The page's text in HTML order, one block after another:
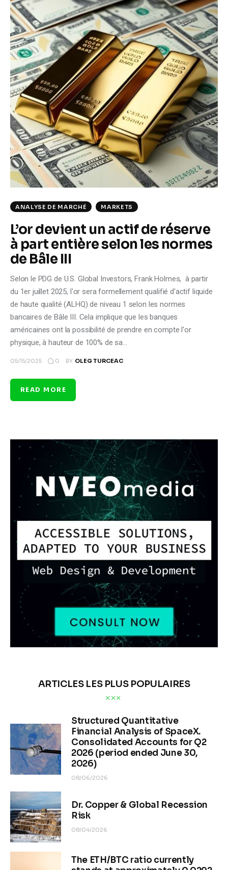
ANALYSE DE MARCHÉ MARKETS
L’or devient un actif de réserve
à part entière selon les normes
de Bâle III
Selon le PDG de U.S. Global Investors, Frank Holmes, à partir
du 1er juillet 2025, l'or sera formellement qualifié d'actif liquide
de haute qualité (ALHQ) de niveau 1 selon les normes
bancaires de Bâle III. Cela implique que les banques
américaines ont la possibilité de prendre en compte l'or
physique, à hauteur de 100% de sa…
05/15/2025 0 BY OLEG TURCEAC
READ MORE
ARTICLES LES PLUS POPULAIRES
Structured Quantitative
Financial Analysis of SpaceX.
Consolidated Accounts for Q2
2026 (period ended June 30,
2026)
08/06/2026
Dr. Copper & Global Recession
Risk
08/04/2026
The ETH/BTC ratio currently